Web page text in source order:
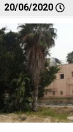
20/06/2020